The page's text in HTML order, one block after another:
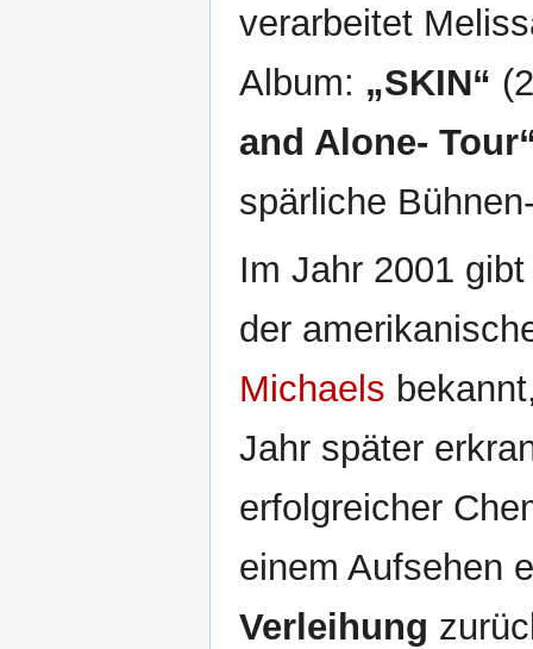
verarbeitet
Album: „SKIN“
and Alone-
spärliche
Im Jahr 2001
der
Michaels
Jahr später
erfolgreicher
einem Aufsehen
Verleihung